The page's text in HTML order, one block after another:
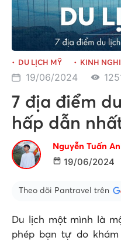
DU LỊCH MỸ KINH
19/06/2024
7 địa điểm
hấp dẫn
Nguyễn Tuấn
19/06/2024
Theo dõi Pantravel trên
Du lịch một mình là
phép bạn tự do